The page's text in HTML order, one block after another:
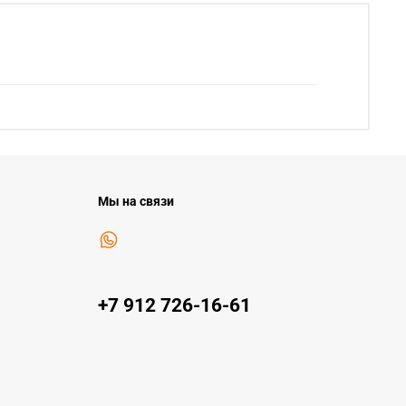
Мы на связи
+7 912 726-16-61